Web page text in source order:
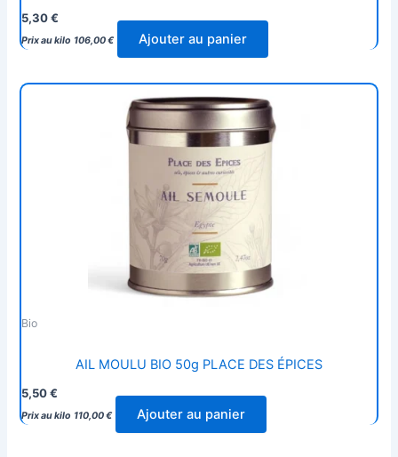
5,30€
Prix au kilo 106,00€ Ajouter au panier
Bio
AIL MOULU BIO 50g PLACE DES ÉPICES
5,50€
Prix au kilo 110,00€ Ajouter au panier